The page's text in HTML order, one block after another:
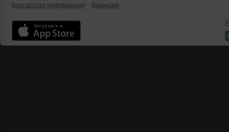
Контактная информация
Вакансии